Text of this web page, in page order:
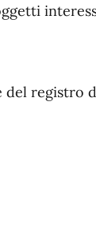
del registro